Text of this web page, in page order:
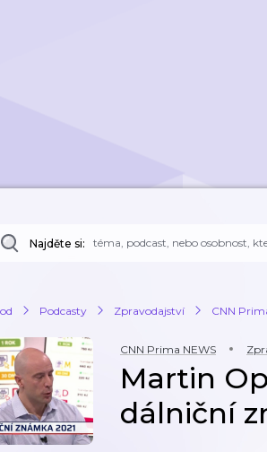
Najděte si:
Podcasty Zpravodajství CNN
CNN Prima NEWS
Martin
dálniční